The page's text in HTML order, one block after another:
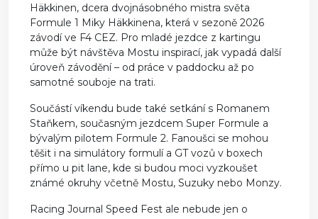
Häkkinen, dcera dvojnásobného mistra světa
Formule 1 Miky Häkkinena, která v sezoně 2026
závodí ve F4 CEZ. Pro mladé jezdce z kartingu
může být návštěva Mostu inspirací, jak vypadá další
úroveň závodění – od práce v paddocku až po
samotné souboje na trati.
Součástí víkendu bude také setkání s Romanem
Staňkem, současným jezdcem Super Formule a
bývalým pilotem Formule 2. Fanoušci se mohou
těšit i na simulátory formulí a GT vozů v boxech
přímo u pit lane, kde si budou moci vyzkoušet
známé okruhy včetně Mostu, Suzuky nebo Monzy.
Racing Journal Speed Fest ale nebude jen o